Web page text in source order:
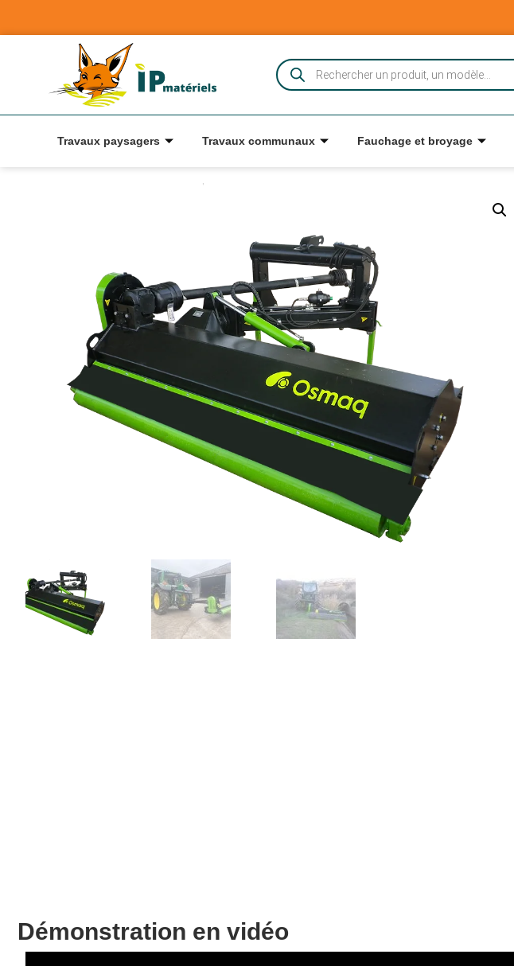
Travaux paysagers Travaux communaux Fauchage et broyage
Démonstration en vidéo